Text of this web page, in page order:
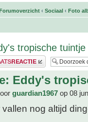
‹ Sociaal ‹ Foto
tropische
een reactie
Eddy's
guardian1967 op 08
vallen nog altijd